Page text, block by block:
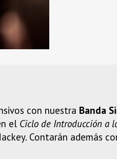
con nuestra Banda
el Ciclo de Introducción a
Contarán además